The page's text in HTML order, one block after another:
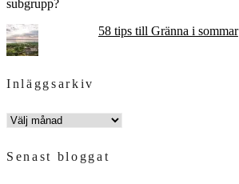
58 tips till Gränna i sommar
Inläggsarkiv
INLÄGGSARKIV
Senast bloggat